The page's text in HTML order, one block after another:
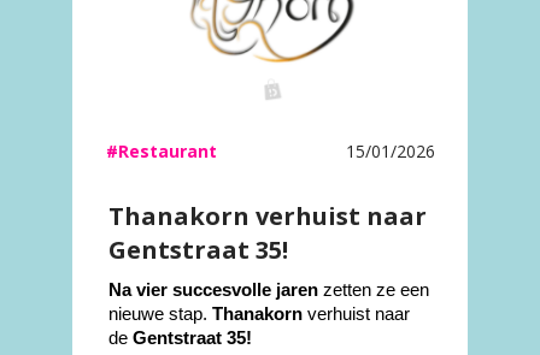
#Restaurant 15/01/2026
Thanakorn verhuist naar
Gentstraat 35!
Na vier succesvolle jaren zetten ze een
nieuwe stap. Thanakorn verhuist naar
de Gentstraat 35!